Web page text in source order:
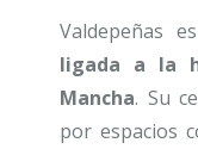
Valdepeñas
ligada a la
Mancha. Su
por espacios